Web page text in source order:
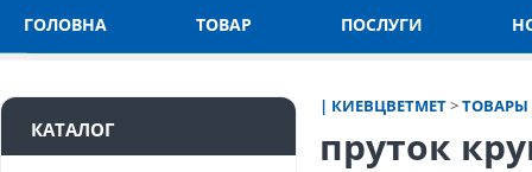
ГОЛОВНА ТОВАР ПОСЛУГИ
| КИЕВЦВЕТМЕТ>ТОВАРЫ
пруток
КАТАЛОГ